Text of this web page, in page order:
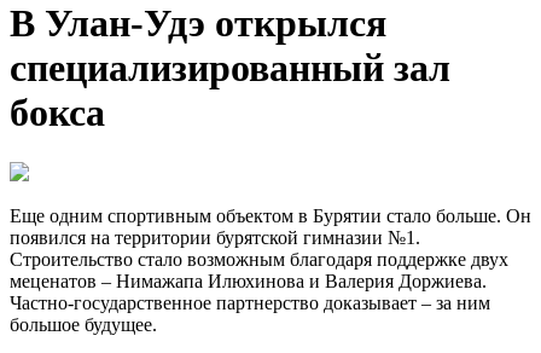
В Улан-Удэ открылся
специализированный зал
бокса
Еще одним спортивным объектом в Бурятии стало больше. Он
появился на территории бурятской гимназии №1.
Строительство стало возможным благодаря поддержке двух
меценатов – Нимажапа Илюхинова и Валерия Доржиева.
Частно-государственное партнерство доказывает – за ним
большое будущее.